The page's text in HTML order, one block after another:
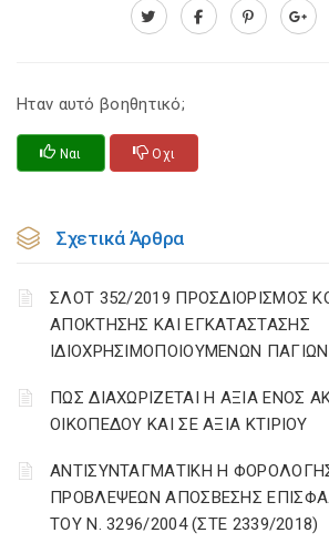
Ηταν αυτό βοηθητικό;
Ναι Οχι
Σχετικά Άρθρα
ΣΛΟΤ 352/2019 ΠΡΟΣΔΙΟΡΙΣΜΟΣ
ΑΠΟΚΤΗΣΗΣ ΚΑΙ ΕΓΚΑΤΑΣΤΑΣΗΣ
ΙΔΙΟΧΡΗΣΙΜΟΠΟΙΟΥΜΕΝΩΝ ΠΑΓΙΩΝ
ΠΩΣ ΔΙΑΧΩΡΙΖΕΤΑΙ Η ΑΞΙΑ ΕΝΟΣ
ΟΙΚΟΠΕΔΟΥ ΚΑΙ ΣΕ ΑΞΙΑ ΚΤΙΡΙΟΥ
ΑΝΤΙΣΥΝΤΑΓΜΑΤΙΚΗ Η
ΠΡΟΒΛΕΨΕΩΝ ΑΠΟΣΒΕΣΗΣ
ΤΟΥ Ν. 3296/2004 (ΣΤΕ 2339/2018)